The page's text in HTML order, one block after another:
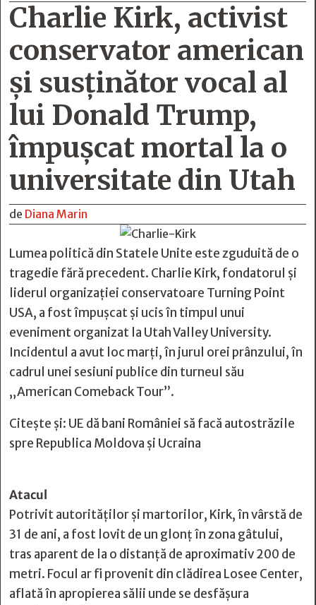
Charlie Kirk, activist
conservator american
și susținător vocal al
lui Donald Trump,
împușcat mortal la o
universitate din Utah
de Diana Marin
Lumea politică din Statele Unite este zguduită de o
tragedie fără precedent. Charlie Kirk, fondatorul și
liderul organizației conservatoare Turning Point
USA, a fost împușcat și ucis în timpul unui
eveniment organizat la Utah Valley University.
Incidentul a avut loc marți, în jurul orei prânzului, în
cadrul unei sesiuni publice din turneul său
„American Comeback Tour”.
Citește și: UE dă bani României să facă autostrăzile
spre Republica Moldova și Ucraina
Atacul
Potrivit autorităților și martorilor, Kirk, în vârstă de
31 de ani, a fost lovit de un glonț în zona gâtului,
tras aparent de la o distanță de aproximativ 200 de
metri. Focul ar fi provenit din clădirea Losee Center,
aflată în apropierea sălii unde se desfășura